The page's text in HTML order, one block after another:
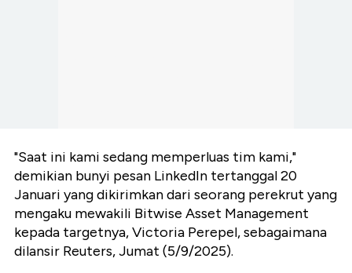
"Saat ini kami sedang memperluas tim kami,"
demikian bunyi pesan LinkedIn tertanggal 20
Januari yang dikirimkan dari seorang perekrut yang
mengaku mewakili Bitwise Asset Management
kepada targetnya, Victoria Perepel, sebagaimana
dilansir Reuters, Jumat (5/9/2025).